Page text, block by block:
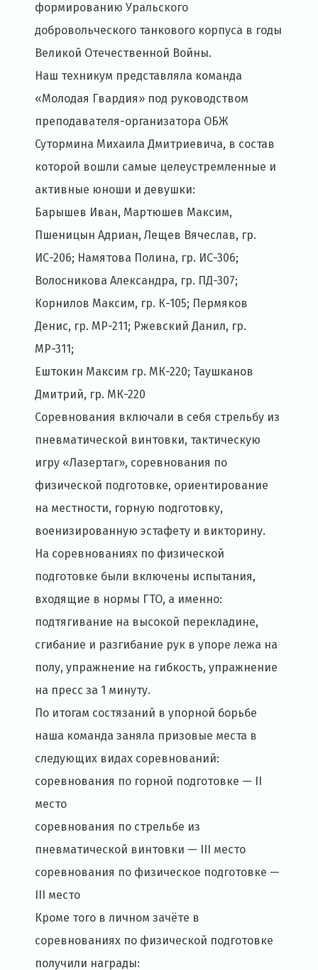
формированию Уральского
добровольческого танкового корпуса в годы
Великой Отечественной Войны.
Наш техникум представляла команда
«Молодая Гвардия» под руководством
преподавателя-организатора ОБЖ
Сутормина Михаила Дмитриевича, в состав
которой вошли самые целеустремленные и
активные юноши и девушки:
Барышев Иван, Мартюшев Максим,
Пшеницын Адриан, Лещев Вячеслав, гр.
ИС-206; Намятова Полина, гр. ИС-306;
Волосникова Александра, гр. ПД-307;
Корнилов Максим, гр. К-105; Пермяков
Денис, гр. МР-211; Ржевский Данил, гр.
МР-311;
Ештокин Максим гр. МК-220; Таушканов
Дмитрий, гр. МК-220
Соревнования включали в себя стрельбу из
пневматической винтовки, тактическую
игру «Лазертаг», соревнования по
физической подготовке, ориентирование
на местности, горную подготовку,
военизированную эстафету и викторину.
На соревнованиях по физической
подготовке были включены испытания,
входящие в нормы ГТО, а именно:
подтягивание на высокой перекладине,
сгибание и разгибание рук в упоре лежа на
полу, упражнение на гибкость, упражнение
на пресс за 1 минуту.
По итогам состязаний в упорной борьбе
наша команда заняла призовые места в
следующих видах соревнований:
соревнования по горной подготовке — II
место
соревнования по стрельбе из
пневматической винтовки — III место
соревнования по физическое подготовке —
III место
Кроме того в личном зачёте в
соревнованиях по физической подготовке
получили награды: